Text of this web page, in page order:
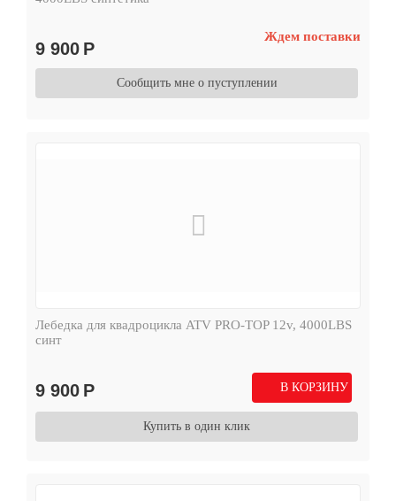
9 900 Р
Ждем поставки
Сообщить мне о пуступлении
Лебедка для квадроцикла ATV PRO-TOP 12v, 4000LBS
синт
9 900 Р В КОРЗИНУ
Купить в один клик